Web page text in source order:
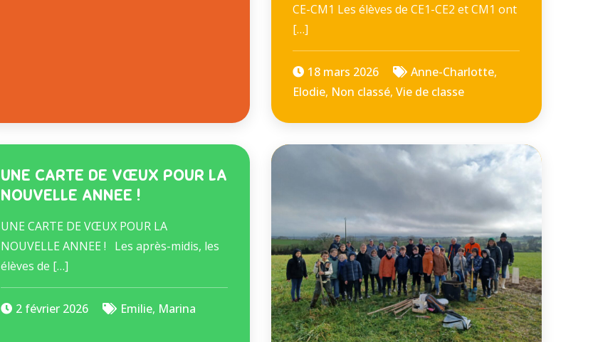
CE-CM1 Les élèves de CE1-CE2 et CM1 ont
[…]
18 mars 2026 Anne-Charlotte,
Elodie, Non classé, Vie de classe
UNE CARTE DE VŒUX POUR LA
NOUVELLE ANNEE !
UNE CARTE DE VŒUX POUR LA
NOUVELLE ANNEE ! Les après-midis, les
élèves de […]
2 février 2026 Emilie, Marina